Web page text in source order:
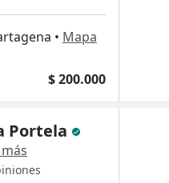
• Mapa
$ 200.000
Portela